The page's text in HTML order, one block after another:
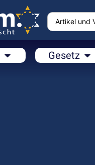
Gesetz